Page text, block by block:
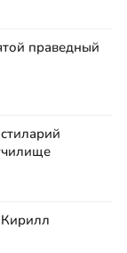
праведный